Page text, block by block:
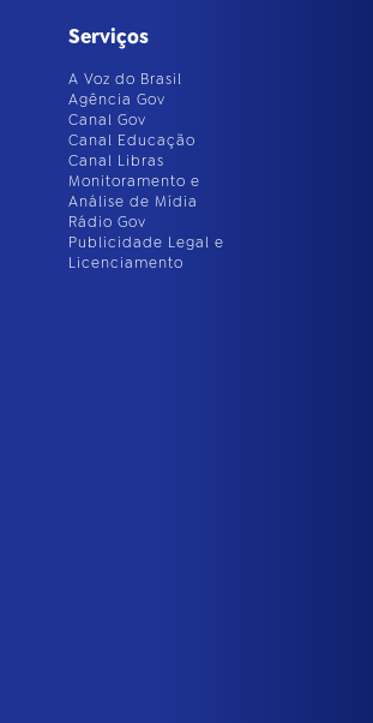
Serviços
A Voz do Brasil
Agência Gov
Canal Gov
Canal Educação
Canal Libras
Monitoramento e
Análise de Mídia
Rádio Gov
Publicidade Legal e
Licenciamento